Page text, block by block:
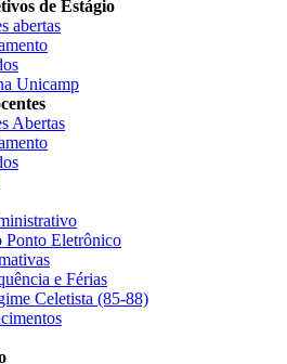
de Estágio
abertas
Unicamp
Abertas
Ponto Eletrônico
e Férias
Celetista (85-88)